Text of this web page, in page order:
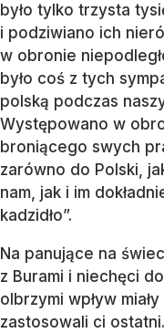
było tylko trzysta
i podziwiano ich
w obronie
było coś z tych
polską podczas
Występowano w
broniącego swych
zarówno do Polski,
nam, jak i im
kadzidło”.
Na panujące na
z Burami i niechęci
olbrzymi wpływ
zastosowali ci